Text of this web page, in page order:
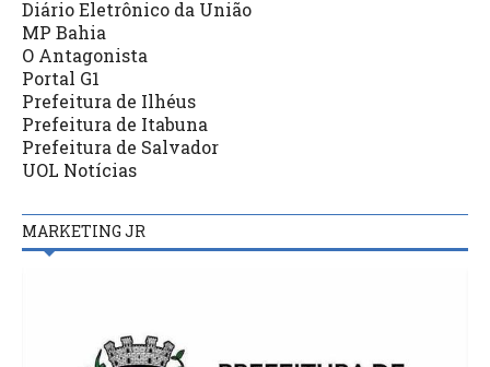
Diário Eletrônico da União
MP Bahia
O Antagonista
Portal G1
Prefeitura de Ilhéus
Prefeitura de Itabuna
Prefeitura de Salvador
UOL Notícias
MARKETING JR